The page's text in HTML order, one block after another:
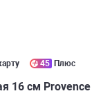
45 Плюс
16 см Provence